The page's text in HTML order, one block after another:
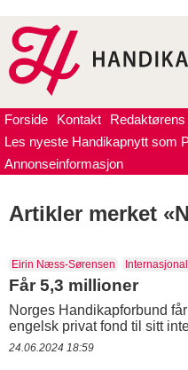
Forside Kontakt
Les nyeste Handikapnytt som
Annonseinformasjon
Artikler merket
Eirin Næss-Sørensen
Får 5,3 millioner
Norges Handikapforbund
engelsk privat fond til sitt
24.06.2024 18:59